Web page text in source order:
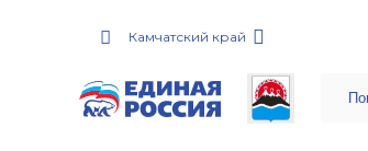
Камчатский край